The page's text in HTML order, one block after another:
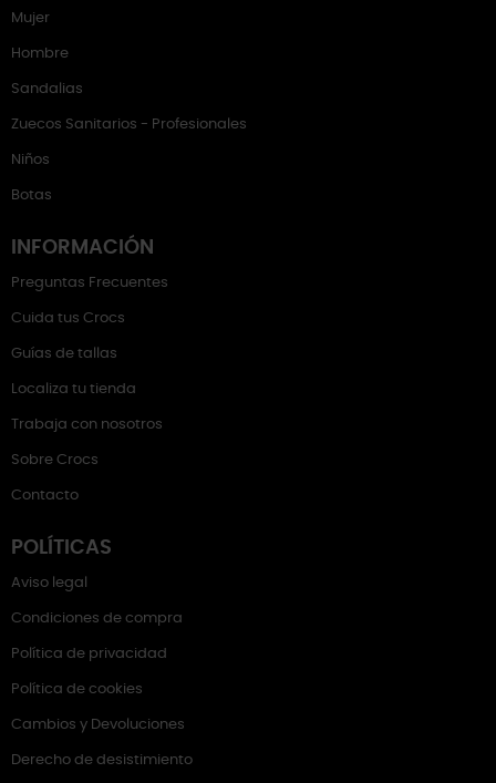
Mujer
Hombre
Sandalias
Zuecos Sanitarios - Profesionales
Niños
Botas
INFORMACIÓN
Preguntas Frecuentes
Cuida tus Crocs
Guías de tallas
Localiza tu tienda
Trabaja con nosotros
Sobre Crocs
Contacto
POLÍTICAS
Aviso legal
Condiciones de compra
Política de privacidad
Política de cookies
Cambios y Devoluciones
Derecho de desistimiento